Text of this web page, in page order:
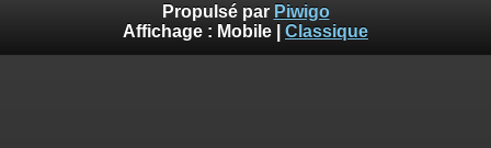
Propulsé par Piwigo
Affichage : Mobile Classique